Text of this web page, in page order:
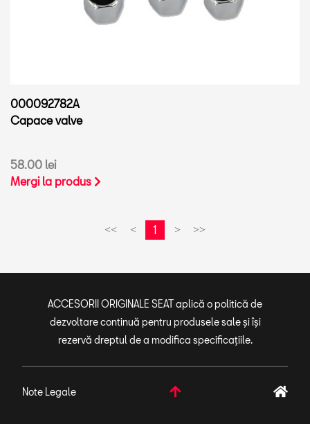
000092782A
Capace valve
58.00 lei
Mergi la produs
<< < 1 > >>
ACCESORII ORIGINALE SEAT aplică o politică de
dezvoltare continuă pentru produsele sale și își
rezervă dreptul de a modifica specificațiile.
Note Legale